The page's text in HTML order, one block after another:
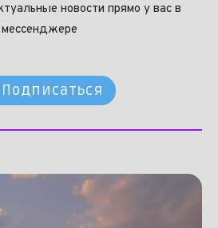
новости прямо у вас в
мессенджере
Подписаться